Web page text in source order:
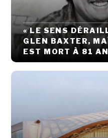
« LE SENS
GLEN BAXTER,
EST MORT À 81